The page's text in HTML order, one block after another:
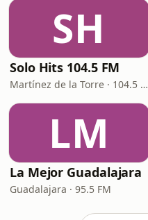
SH
Solo Hits 104.5 FM
Martínez de la Torre · 104.5 FM
LM
La Mejor Guadalajara
Guadalajara · 95.5 FM